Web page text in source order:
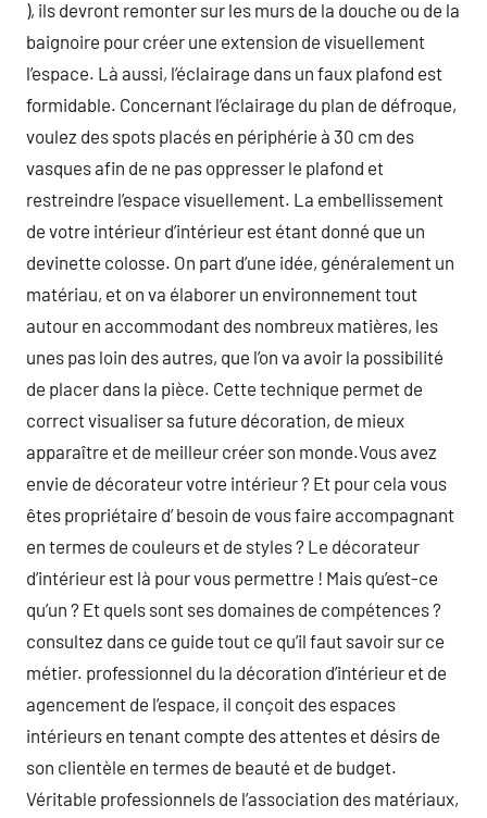
), ils devront remonter sur les murs de la douche ou de la
baignoire pour créer une extension de visuellement
l’espace. Là aussi, l’éclairage dans un faux plafond est
formidable. Concernant l’éclairage du plan de défroque,
voulez des spots placés en périphérie à 30 cm des
vasques afin de ne pas oppresser le plafond et
restreindre l’espace visuellement. La embellissement
de votre intérieur d’intérieur est étant donné que un
devinette colosse. On part d’une idée, généralement un
matériau, et on va élaborer un environnement tout
autour en accommodant des nombreux matières, les
unes pas loin des autres, que l’on va avoir la possibilité
de placer dans la pièce. Cette technique permet de
correct visualiser sa future décoration, de mieux
apparaître et de meilleur créer son monde.Vous avez
envie de décorateur votre intérieur ? Et pour cela vous
êtes propriétaire d’ besoin de vous faire accompagnant
en termes de couleurs et de styles ? Le décorateur
d’intérieur est là pour vous permettre ! Mais qu’est-ce
qu’un ? Et quels sont ses domaines de compétences ?
consultez dans ce guide tout ce qu’il faut savoir sur ce
métier. professionnel du la décoration d’intérieur et de
agencement de l’espace, il conçoit des espaces
intérieurs en tenant compte des attentes et désirs de
son clientèle en termes de beauté et de budget.
Véritable professionnels de l’association des matériaux,